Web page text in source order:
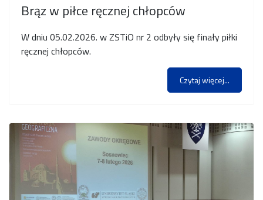
Brąz w piłce ręcznej chłopców
W dniu 05.02.2026. w ZSTiO nr 2 odbyły się finały piłki
ręcznej chłopców.
Czytaj więcej...